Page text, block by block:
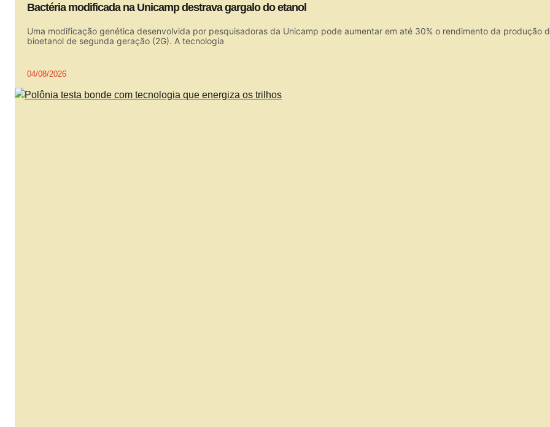
Bactéria modificada na Unicamp destrava gargalo do etanol
Uma modificação genética desenvolvida por pesquisadoras da Unicamp pode aumentar em até 30% o rendimento da produção
bioetanol de segunda geração (2G). A tecnologia
04/08/2026